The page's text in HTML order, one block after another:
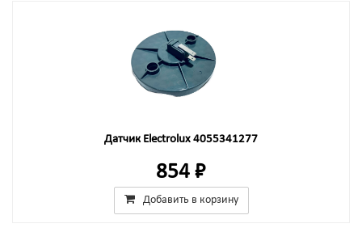
Датчик Electrolux 4055341277
854 ₽
Добавить в корзину